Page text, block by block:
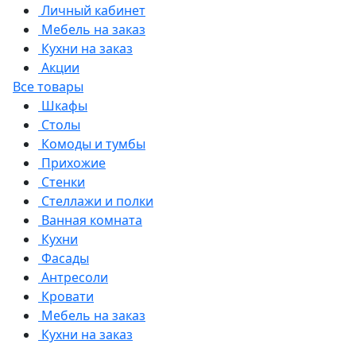
Личный кабинет
Мебель на заказ
Кухни на заказ
Акции
Все товары
Шкафы
Столы
Комоды и тумбы
Прихожие
Стенки
Стеллажи и полки
Ванная комната
Кухни
Фасады
Антресоли
Кровати
Мебель на заказ
Кухни на заказ